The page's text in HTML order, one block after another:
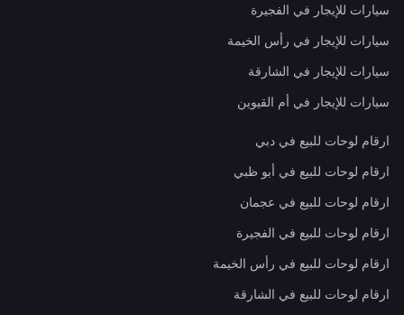
سيارات للإيجار في الفجيرة
سيارات للإيجار في رأس الخيمة
سيارات للإيجار في الشارقة
سيارات للإيجار في أم القيوين
ارقام لوحات للبيع في دبي
ارقام لوحات للبيع في أبو ظبي
ارقام لوحات للبيع في عجمان
ارقام لوحات للبيع في الفجيرة
ارقام لوحات للبيع في رأس الخيمة
ارقام لوحات للبيع في الشارقة